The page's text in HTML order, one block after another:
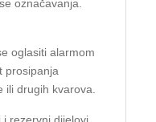
označavanja.
oglasiti alarmom
prosipanja
ili drugih kvarova.